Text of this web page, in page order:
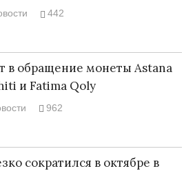
442
в обращение монеты Astana
и Fatima Qoly
962
сократился в октябре в